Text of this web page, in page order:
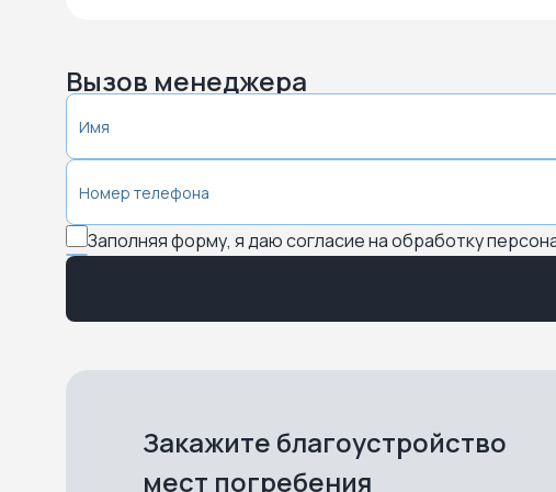
Вызов менеджера
Заполняя форму, я даю согласие на обработку
Закажите благоустройство
мест погребения